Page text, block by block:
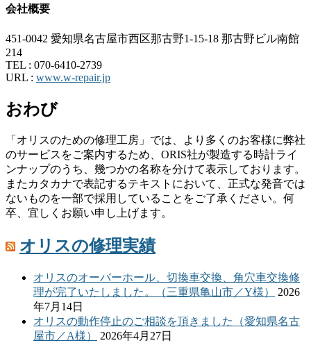
会社概要
451-0042 愛知県名古屋市西区那古野1-15-18 那古野ビル南館
214
TEL : 070-6410-2739
URL : www.w-repair.jp
おわび
「オリスのための修理工房」では、より多くのお客様に弊社
のサービスをご案内するため、ORIS社が製造する時計ライ
ンナップのうち、幾つかの名称を分けて表示しております。
またカタカナで表記するテキストにおいて、正式な発音では
ないものを一部で採用していることをご了承ください。何
卒、宜しくお願い申し上げます。
オリスの修理実績
オリスのオーバーホール、切換車交換、角穴車交換修
理が完了いたしました。（三重県亀山市／Y様）
2026
年7月14日
オリスの動作停止のご相談を頂きました（愛知県名古
屋市／A様）
2026年4月27日